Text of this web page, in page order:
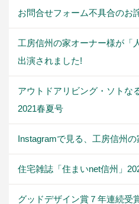
お問合せフォーム不具合のお
工房信州の家オーナー様が「
出演されました!
アウトドアリビング・ソトな
2021春夏号
Instagramで見る、工房信州の
住宅雑誌「住まいnet信州」
グッドデザイン賞７年連続受